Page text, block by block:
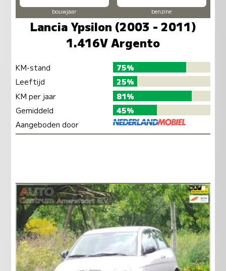
bouwjaar benzine
Lancia Ypsilon (2003 - 2011)
1.416V Argento
KM-stand
75%
Leeftijd
25%
KM per jaar
81%
Gemiddeld
45%
Aangeboden door